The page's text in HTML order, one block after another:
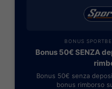
BONUS
Bonus 50€ SENZA
Bonus 50€ senza
bonus rimborso